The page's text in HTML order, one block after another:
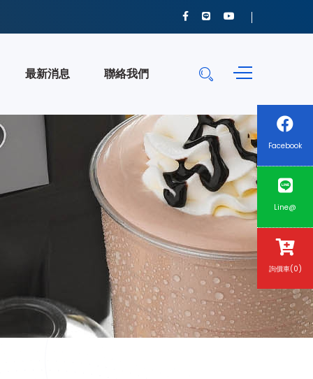
最新消息 聯絡我們
Facebook
Line@
詢價車(0)